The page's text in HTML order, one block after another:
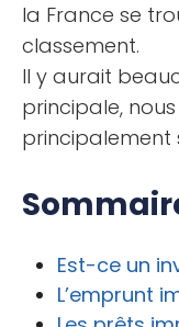
la France se
classement.
Il y aurait
principale,
principalement
Est-ce un
L’emprunt